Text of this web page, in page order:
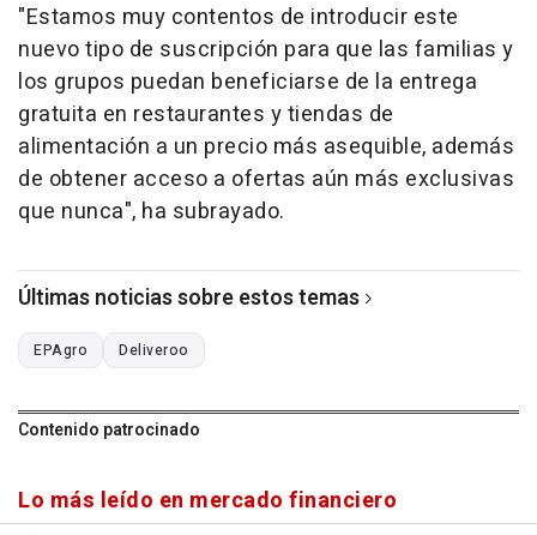
"Estamos muy contentos de introducir este
nuevo tipo de suscripción para que las familias y
los grupos puedan beneficiarse de la entrega
gratuita en restaurantes y tiendas de
alimentación a un precio más asequible, además
de obtener acceso a ofertas aún más exclusivas
que nunca", ha subrayado.
Últimas noticias sobre estos temas
EPAgro Deliveroo
Contenido patrocinado
Lo más leído en mercado financiero